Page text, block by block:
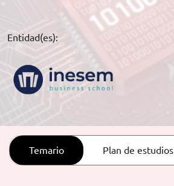
BECAS Y FINANCIACIÓN
RECURSOS EDUCATIVOS
ARTÍCULOS
TRABAJA CON NOSOTROS
Entidad(es):
Temario Plan de estudios